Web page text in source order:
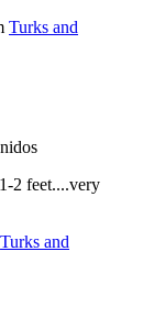
Turks and
2 feet....very
Turks and